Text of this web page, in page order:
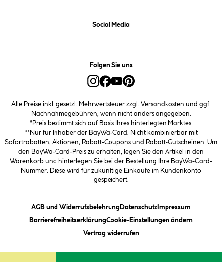
Social Media
Folgen Sie uns
Alle Preise inkl. gesetzl. Mehrwertsteuer zzgl. Versandkosten und ggf.
Nachnahmegebühren, wenn nicht anders angegeben.
*Preis bestimmt sich auf Basis Ihres hinterlegten Marktes.
**Nur für Inhaber der BayWa-Card. Nicht kombinierbar mit
Sofortrabatten, Aktionen, Rabatt-Coupons und Rabatt-Gutscheinen. Um
den BayWa-Card-Preis zu erhalten, legen Sie den Artikel in den
Warenkorb und hinterlegen Sie bei der Bestellung Ihre BayWa-Card-
Nummer. Diese wird für zukünftige Einkäufe im Kundenkonto
gespeichert.
AGB und Widerrufsbelehrung (öffnet ein Dialogfeld)
Datenschutz(öffnet ein Dialogfeld)
Impressum
Barrierefreiheitserklärung(öffnet ein Dialogfeld)
Cookie-Einstellungen ändern(öffnet
Vertrag widerrufen